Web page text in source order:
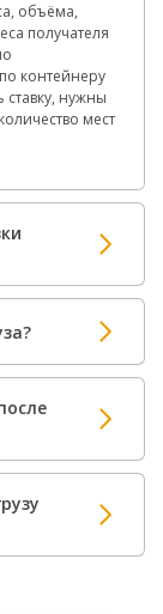
объёма,
получателя
контейнеру
ставку, нужны
мест